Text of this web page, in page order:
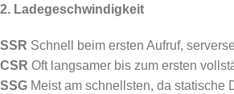
2. Ladegeschwindigkeit
SSR Schnell beim ersten Aufruf,
CSR Oft langsamer bis zum ersten
SSG Meist am schnellsten, da statische